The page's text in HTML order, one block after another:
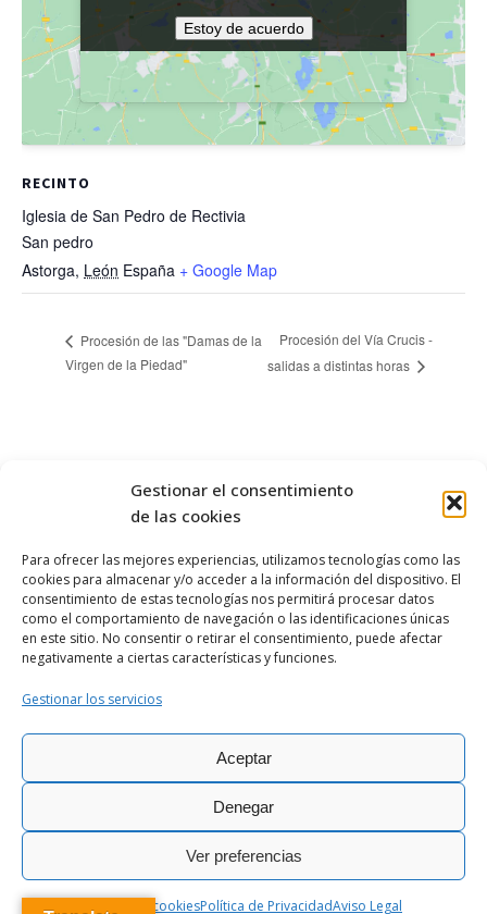
Gestionar el consentimiento
de las cookies
Para ofrecer las mejores experiencias, utilizamos tecnologías como las
cookies para almacenar y/o acceder a la información del dispositivo. El
consentimiento de estas tecnologías nos permitirá procesar datos
como el comportamiento de navegación o las identificaciones únicas
en este sitio. No consentir o retirar el consentimiento, puede afectar
negativamente a ciertas características y funciones.
Gestionar los servicios
Aceptar
Denegar
Ver preferencias
Política de cookiesPolítica de PrivacidadAviso Legal
RECINTO
Iglesia de San Pedro de Rectivia
San pedro
Astorga, León España + Google Map
Estoy de acuerdo
Estoy de acuerdo
Procesión de las "Damas de la
Virgen de la Piedad"
Procesión del Vía Crucis -
salidas a distintas horas
OBISPADO DE
ASTORGA
Ciber@stor © Todos los derechos |Política de
|Aviso
|Política de